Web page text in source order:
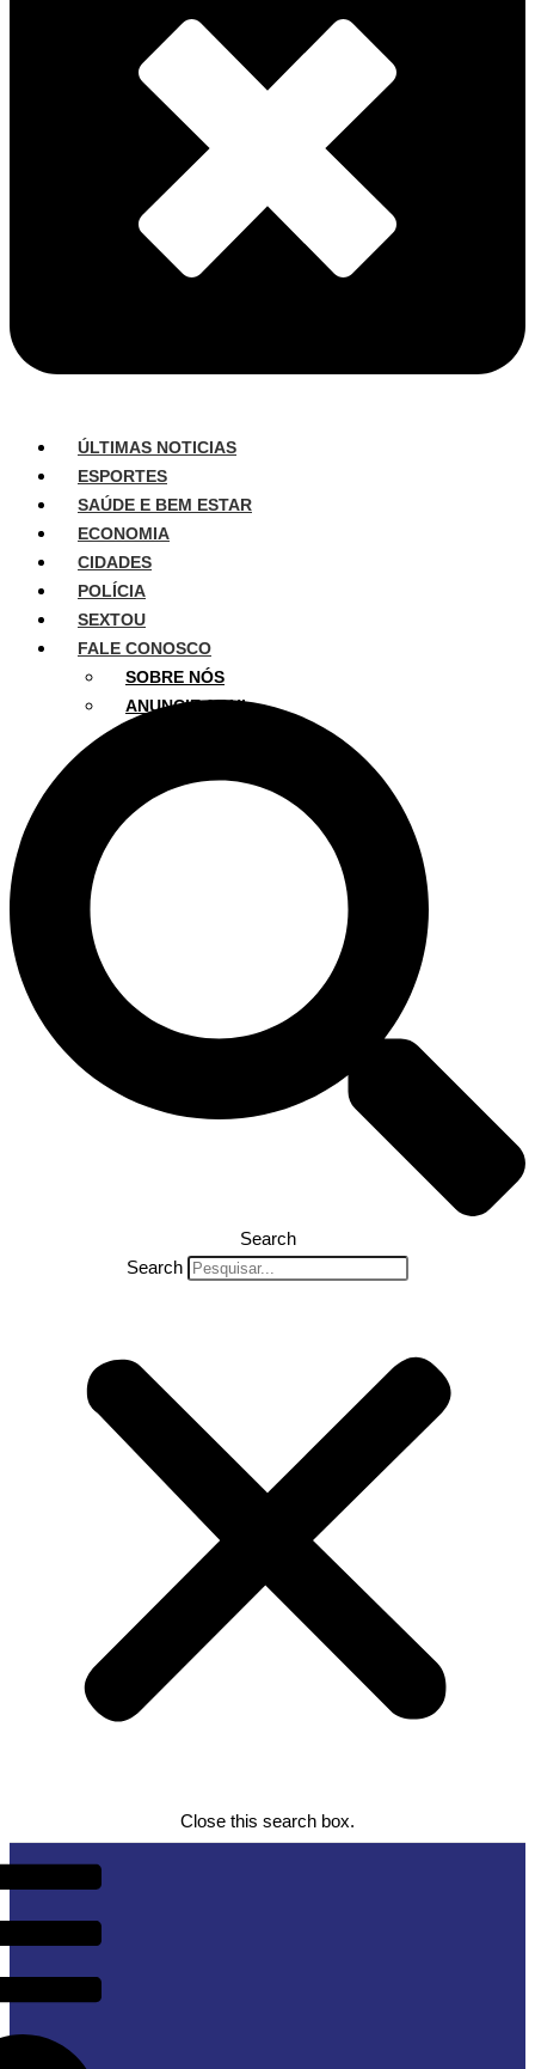
ÚLTIMAS NOTICIAS
ESPORTES
SAÚDE E BEM ESTAR
ECONOMIA
CIDADES
POLÍCIA
SEXTOU
FALE CONOSCO
SOBRE NÓS
ANUNCIE AQUI
Search
Search
Close this search box.